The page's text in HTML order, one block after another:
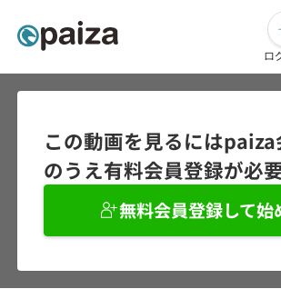
求人検索
インタビュー
転職成功ガイド
未経験転職
インタビュー
学習
ロ
この動画を見るには
のうえ有料会員登録が必
無料会員登録して始